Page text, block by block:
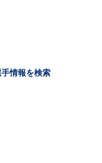
手情報を検索